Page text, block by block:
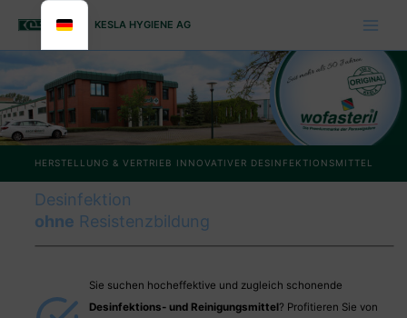
Inhalt
springen
KESLA HYGIENE AG
HERSTELLUNG & VERTRIEB INNOVATIVER DESINFEKTIONSMITTEL
Desinfektion
ohne Resistenzbildung
Sie suchen hocheffektive und zugleich schonende
Desinfektions- und Reinigungsmittel? Profitieren Sie von